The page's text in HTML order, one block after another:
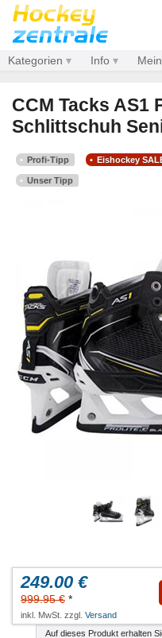
Kategorien Info
CCM Tacks AS1
Schlittschuh
Profi-Tipp Eishockey
Unser Tipp
249.00 €
999.95 € *
inkl. MwSt. zzgl. Versand
Auf dieses Produkt erhalten